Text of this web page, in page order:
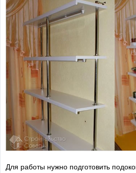
Для работы нужно подготовить